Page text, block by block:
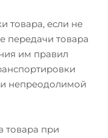
товара, если не
передачи товара
им правил
непреодолимой
товара при